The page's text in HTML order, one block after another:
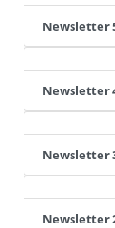
Newsletter
Newsletter
Newsletter
Newsletter